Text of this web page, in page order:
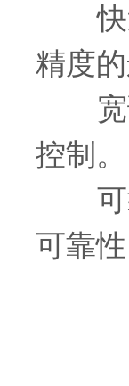
快速
精度的
宽调
控制。
可靠
可靠